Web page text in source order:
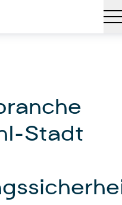
Stadt